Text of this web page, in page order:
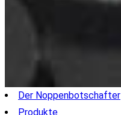
Der Noppenbotschafter
Produkte